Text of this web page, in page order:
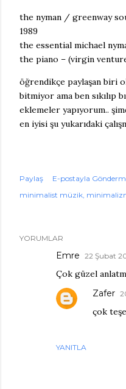
the nyman / greenway
1989
the essential michael
the piano – (virgin
öğrendikçe paylaşan biri
bitmiyor ama ben sıkılıp
eklemeler yapıyorum..
en iyisi şu yukarıdaki
Paylaş
E-postayla
minimalist müzik
YORUMLAR
Emre 22 Şubat
Çok güzel
YANITLA
Zafer
çok